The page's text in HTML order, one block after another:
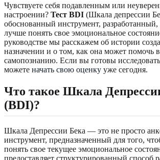
Чувствуете себя подавленным или
настроении? Тест BDI (Шкала депрессии
обоснованный инструмент,
лучше понять свое эмоциональное
руководстве мы расскажем об истории
назначении и о том, как она может помочь
самопознанию. Если вы готовы
можете начать свою оценку уже сегодня.
Что такое Шкала
(BDI)?
Шкала Депрессии Бека — это не просто
инструмент, предназначенный для того,
понять свое текущее эмоциональное
предоставляет структурированный способ